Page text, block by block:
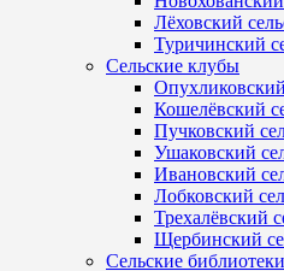
Лёховский
Туричинский
Сельские клубы
Кошелёвский
Пучковский
Ушаковский
Ивановский
Лобковский
Трехалёвский
Щербинский
Сельские библиотеки